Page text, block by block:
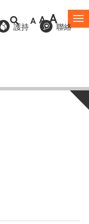
A A A
護持 聯絡